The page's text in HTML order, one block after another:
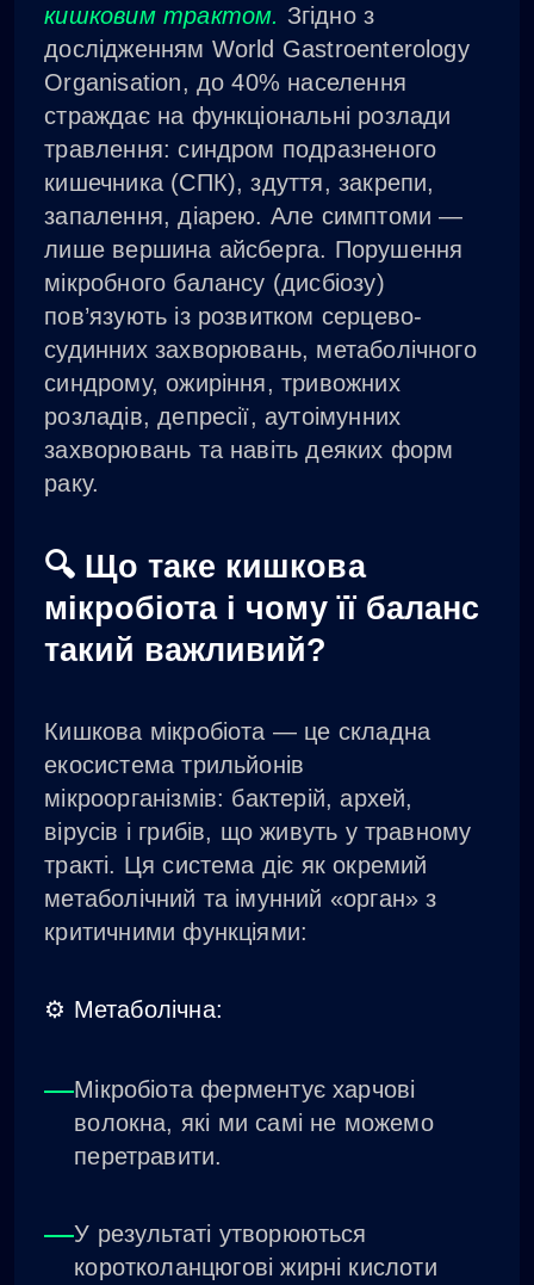
кишковим трактом. Згідно з
дослідженням World Gastroenterology
Organisation, до 40% населення
страждає на функціональні розлади
травлення: синдром подразненого
кишечника (СПК), здуття, закрепи,
запалення, діарею. Але симптоми —
лише вершина айсберга. Порушення
мікробного балансу (дисбіозу)
пов’язують із розвитком серцево-
судинних захворювань, метаболічного
синдрому, ожиріння, тривожних
розладів, депресії, аутоімунних
захворювань та навіть деяких форм
раку.
🔍 Що таке кишкова
мікробіота і чому її баланс
такий важливий?
Кишкова мікробіота — це складна
екосистема трильйонів
мікроорганізмів: бактерій, архей,
вірусів і грибів, що живуть у травному
тракті. Ця система діє як окремий
метаболічний та імунний «орган» з
критичними функціями:
⚙️ Метаболічна:
Мікробіота ферментує харчові
волокна, які ми самі не можемо
перетравити.
У результаті утворюються
коротколанцюгові жирні кислоти